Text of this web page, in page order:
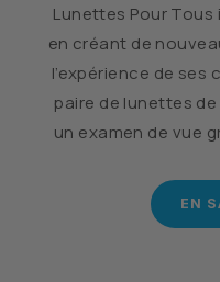
Lunettes Pour Tous
en créant de
l’expérience de
paire de lunettes
un examen de vue
EN